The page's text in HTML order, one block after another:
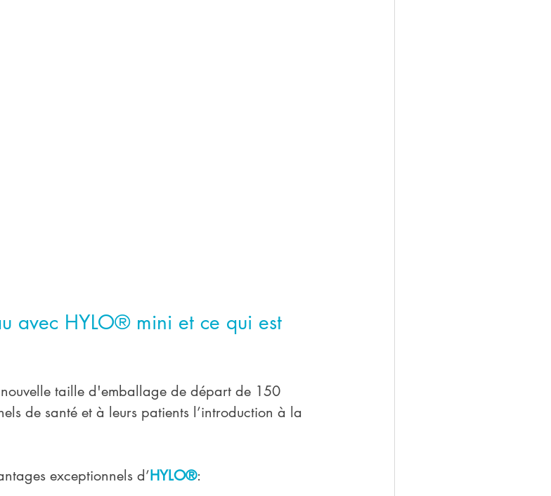
avec HYLO® mini et ce qui est
taille d'emballage de départ de 150
de santé et à leurs patients l’introduction à la
exceptionnels d’HYLO®: